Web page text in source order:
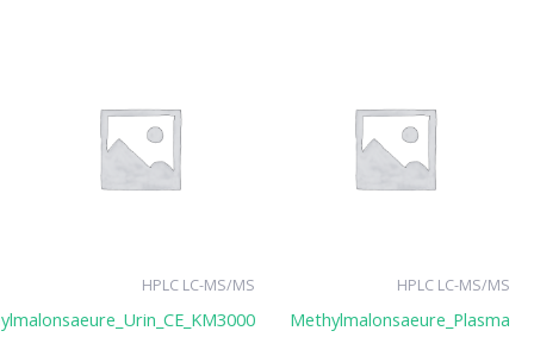
HPLC LC-MS/
HPLC LC-MS/MS
Methylmalonsaeure_Urin_CE_KM3000